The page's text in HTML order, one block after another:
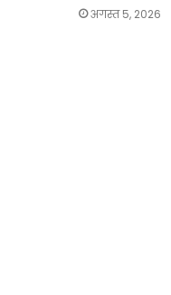
अगस्त 5, 2026